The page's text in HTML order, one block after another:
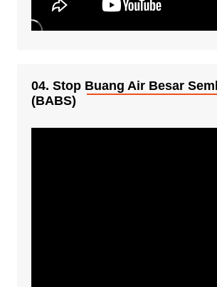
04. Stop Buang Air Besar
(BABS)